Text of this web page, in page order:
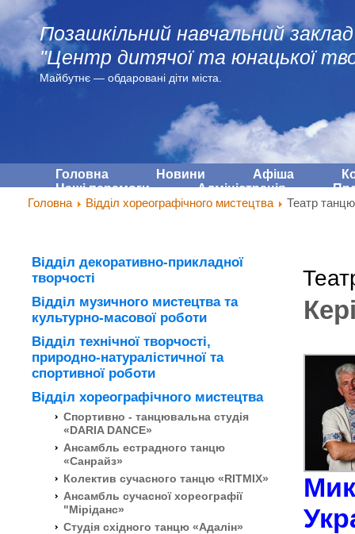
Позашкільний навчальний заклад
"Центр дитячої та юнацької
Майбутнє — обдарованi діти міста.
Головна Новини Афіша
Наші перемоги
Адмiнiстрацiя
Головна
Відділ хореографічного мистецтва Театр
Відділ декоративно-прикладної
творчості
Відділ музичного мистецтва та
культурно-масової роботи
Відділ технічної творчості,
природно-натуралістичної та
спортивної роботи
Відділ хореографічного мистецтва
Спортивно - танцювальна студія
«DARIA DANCE»
Ансамбль естрадного танцю
«Санрайз»
Колектив сучасного танцю «RITMIX»
Ансамбль сучасної хореографії
"Міріданс»
Студія східного танцю «Адалін»